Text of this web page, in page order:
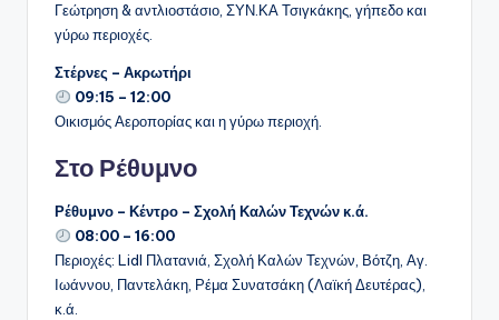
Γεώτρηση & αντλιοστάσιο, ΣΥΝ.ΚΑ Τσιγκάκης, γήπεδο και
γύρω περιοχές.
Στέρνες – Ακρωτήρι
09:15 – 12:00
Οικισμός Αεροπορίας και η γύρω περιοχή.
Στο Ρέθυμνο
Ρέθυμνο – Κέντρο – Σχολή Καλών Τεχνών κ.ά.
08:00 – 16:00
Περιοχές: Lidl Πλατανιά, Σχολή Καλών Τεχνών, Βότζη, Αγ.
Ιωάννου, Παντελάκη, Ρέμα Συνατσάκη (Λαϊκή Δευτέρας),
κ.ά.